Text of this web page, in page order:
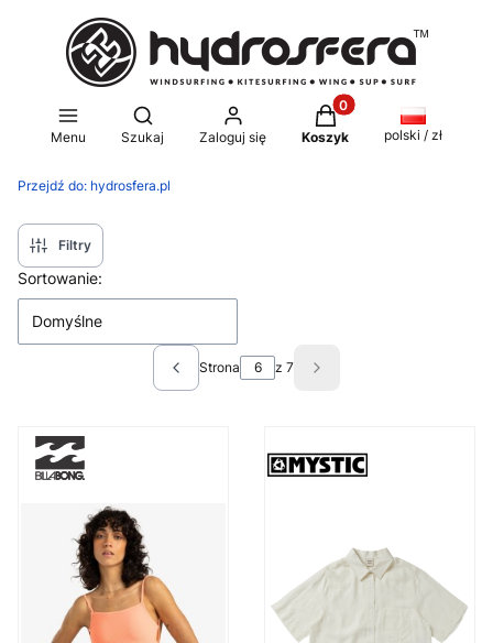
Menu
Otwórz wyszukiwarkę
Szukaj Zaloguj się
Produkty w koszyku:
Koszyk polski / zł
Przejdź do: hydrosfera.pl
Filtry
Lista produktów
Sortowanie:
Domyślne
Poprzednie produkty
Strona z 7 Następne produkty